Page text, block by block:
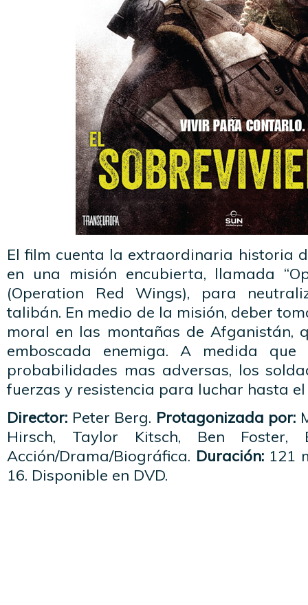
El film cuenta la extraordinaria historia
en una misión encubierta, llamada
(Operation Red Wings), para
talibán. En medio de la misión, deber
moral en las montañas de Afganistán,
emboscada enemiga. A medida
probabilidades mas adversas, los
fuerzas y resistencia para luchar hasta
Director: Peter Berg. Protagonizada por:
Hirsch, Taylor Kitsch, Ben Foster,
Acción/Drama/Biográfica. Duración:121
16. Disponible en DVD.